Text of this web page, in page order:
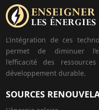
L’intégration de ces
permet de diminuer
l’efficacité des
développement durable.
SOURCES